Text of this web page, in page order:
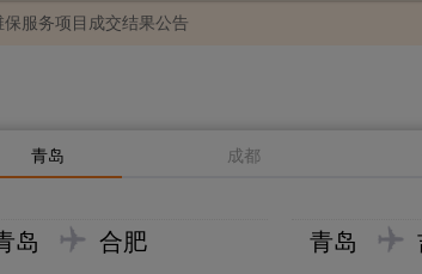
服务项目成交结果公告
燃油附加费的通知
油附加费的通知
青岛 成都
岛 合肥 青岛